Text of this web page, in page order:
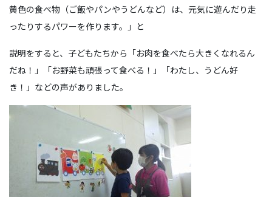
黄色の食べ物（ご飯やパンやうどんなど）は、元気に遊んだり走
ったりするパワーを作ります。」と
説明をすると、子どもたちから「お肉を食べたら大きくなれるん
だね！」「お野菜も頑張って食べる！」「わたし、うどん好
き！」などの声がありました。